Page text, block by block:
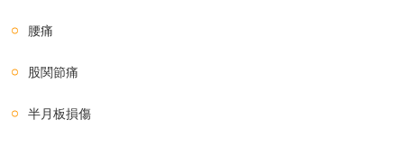
腰痛
股関節痛
半月板損傷